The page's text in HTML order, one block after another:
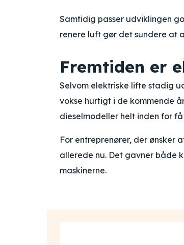
Samtidig passer udviklingen
renere luft gør det sundere at
Fremtiden er
Selvom elektriske lifte stadig
vokse hurtigt i de kommende
dieselmodeller helt inden for få
For entreprenører, der ønsker
allerede nu. Det gavner både
maskinerne.